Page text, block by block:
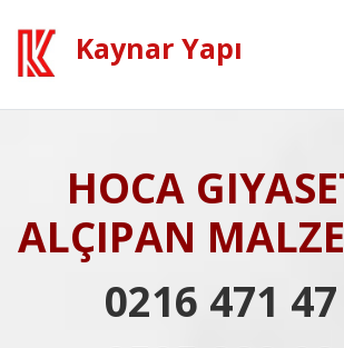
Kaynar Yapı
HOCA
ALÇIPAN
0216 471